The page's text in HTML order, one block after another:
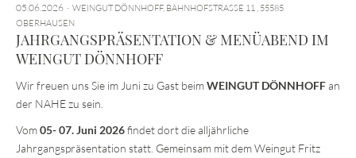
05.06.2026
WEINGUT DÖNNHOFF, BAHNHOFSTRASSE 11 , 55585 O
BERHAUSEN
JAHRGANGSPRÄSENTATION & MENÜABEND IM
WEINGUT DÖNNHOFF
Wir freuen uns Sie im Juni zu Gast beimWEINGUT DÖNNHOFFan
der NAHE zu sein.
Vom05- 07. Juni 2026findet dort die alljährliche
Jahrgangspräsentation statt. Gemeinsam mit dem Weingut Fritz